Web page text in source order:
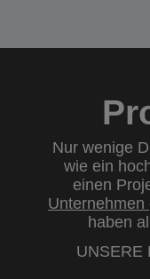
Nur wenige
wie ein
einen
Unternehmen
haben
UNSERE